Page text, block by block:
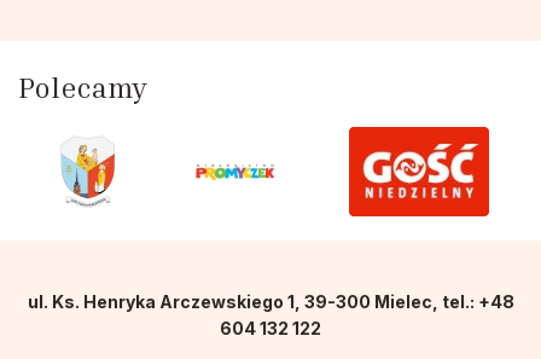
Polecamy
ul. Ks. Henryka Arczewskiego 1, 39-300 Mielec, tel.: +48
604 132 122